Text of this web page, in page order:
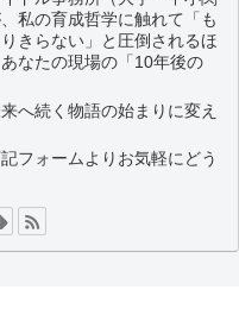
私の育成哲学に触れて「も
きらない」と圧倒されるほ
なたの現場の「10年後の
へ続く物語の始まりに変え
フォームよりお気軽にどう